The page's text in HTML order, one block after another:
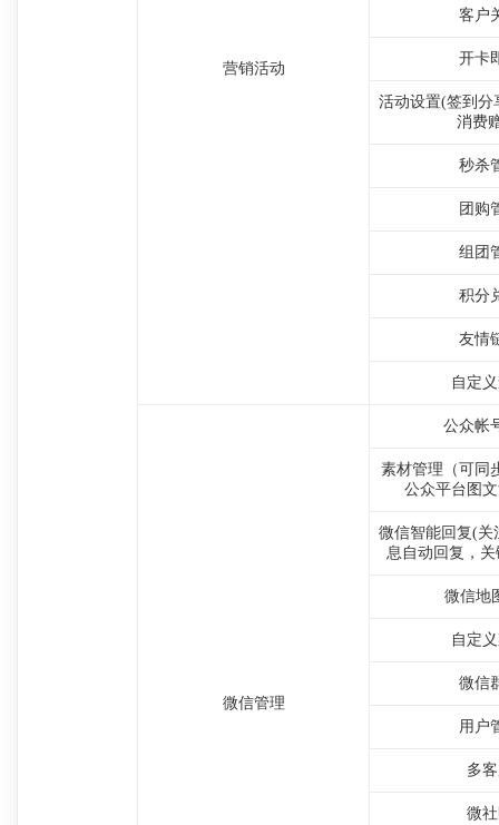
营销活动
客户
开卡
活动设置(签到分
消费
秒杀
团购
组团
积分
友情
自定
微信管理
公众帐
素材管理（可同
公众平台图
微信智能回复(关
息自动回复，
微信地
自定
微信
用户
多
微